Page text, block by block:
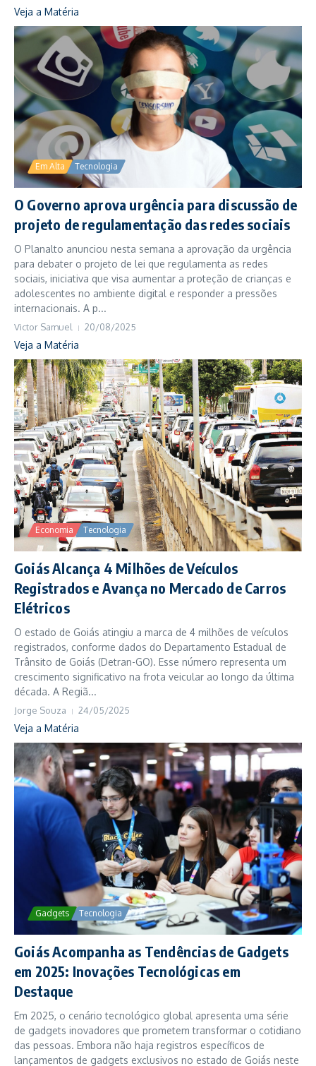
Veja a Matéria
Em Alta Tecnologia
O Governo aprova urgência para discussão de
projeto de regulamentação das redes sociais
O Planalto anunciou nesta semana a aprovação da urgência
para debater o projeto de lei que regulamenta as redes
sociais, iniciativa que visa aumentar a proteção de crianças e
adolescentes no ambiente digital e responder a pressões
internacionais. A p...
Victor Samuel 20/08/2025
Veja a Matéria
Economia Tecnologia
Goiás Alcança 4 Milhões de Veículos
Registrados e Avança no Mercado de Carros
Elétricos
O estado de Goiás atingiu a marca de 4 milhões de veículos
registrados, conforme dados do Departamento Estadual de
Trânsito de Goiás (Detran-GO). Esse número representa um
crescimento significativo na frota veicular ao longo da última
década. A Regiã...
Jorge Souza 24/05/2025
Veja a Matéria
Gadgets Tecnologia
Goiás Acompanha as Tendências de Gadgets
em 2025: Inovações Tecnológicas em
Destaque
Em 2025, o cenário tecnológico global apresenta uma série
de gadgets inovadores que prometem transformar o cotidiano
das pessoas. Embora não haja registros específicos de
lançamentos de gadgets exclusivos no estado de Goiás neste